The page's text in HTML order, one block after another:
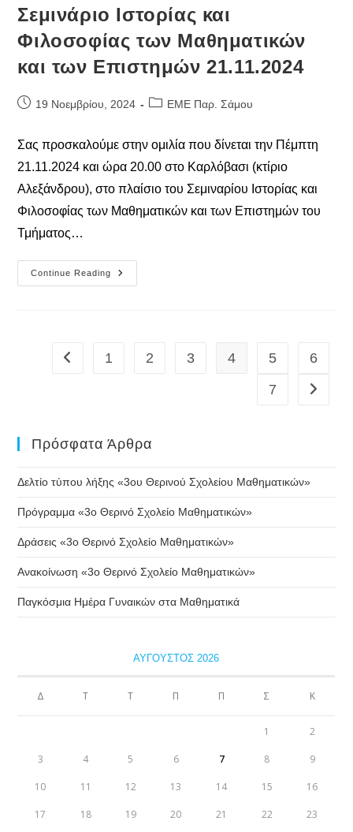
Και
Των
Επιστημών
05.12.2024
Σεμινάριο Iστορίας και
Φιλοσοφίας των Μαθηματικών
και των Επιστημών 21.11.2024
Post19 Νοεμβρίου, 2024
PostΕΜΕ Παρ. Σάμου
Σας προσκαλούμε στην ομιλία που δίνεται την Πέμπτη
21.11.2024 και ώρα 20.00 στο Καρλόβασι (κτίριο
Αλεξάνδρου), στο πλαίσιο του Σεμιναρίου Ιστορίας και
Φιλοσοφίας των Μαθηματικών και των Επιστημών του
Τμήματος…
Continue Reading
Σεμινάριο
Iστορίας
Επιστημών
Go to the previous page
1 2 3 4 5
6
7
Go to
Πρόσφατα Άρθρα
Δελτίο τύπου λήξης «3ου Θερινού Σχολείου Μαθηματικών»
Πρόγραμμα «3ο Θερινό Σχολείο Μαθηματικών»
Δράσεις «3ο Θερινό Σχολείο Μαθηματικών»
Ανακοίνωση «3ο Θερινό Σχολείο Μαθηματικών»
Παγκόσμια Ημέρα Γυναικών στα Μαθηματικά
ΑΎΓΟΥΣΤΟΣ 2026
Δ Τ Τ Π Π Σ Κ
1 2
3 4 5 6 7 8 9
10 11 12 13 14 15 16
17 18 19 20 21 22 23